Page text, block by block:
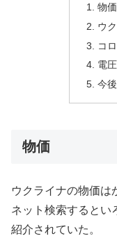
物価
ウ
コ
電
今
物価
ウクライナの物価は
ネット検索するとい
紹介されていた。